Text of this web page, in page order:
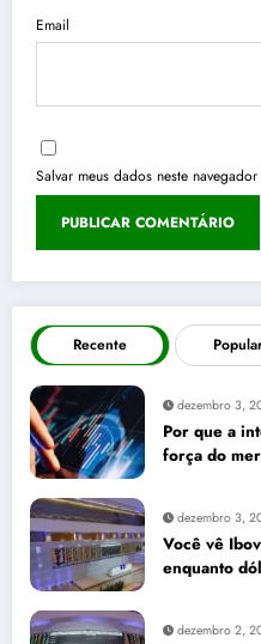
Email
Salvar meus dados neste
Recente
dezembro 3,
Por que a
força do
dezembro 3,
Você vê
enquanto
dezembro 2,